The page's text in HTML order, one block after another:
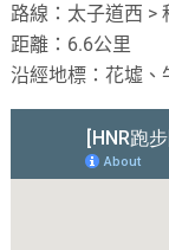
路線：太子道西 >
距離：6.6公里
沿經地標：花墟